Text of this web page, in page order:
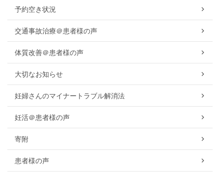
予約空き状況
交通事故治療＠患者様の声
体質改善＠患者様の声
大切なお知らせ
妊婦さんのマイナートラブル解消法
妊活＠患者様の声
寄附
患者様の声